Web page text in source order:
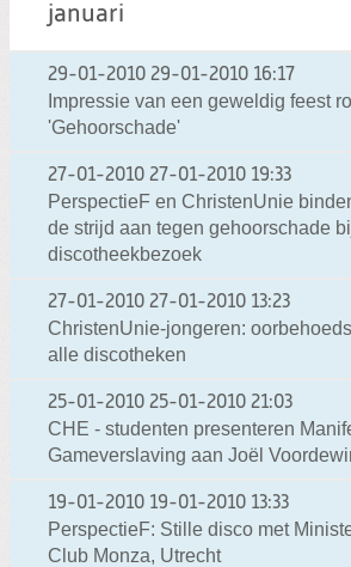
januari
29-01-2010 29-01-2010 16:17
Impressie van een geweldig feest
'Gehoorschade'
27-01-2010 27-01-2010 19:33
PerspectieF en ChristenUnie
de strijd aan tegen gehoorschade
discotheekbezoek
27-01-2010 27-01-2010 13:23
ChristenUnie-jongeren:
alle discotheken
25-01-2010 25-01-2010 21:03
CHE - studenten presenteren
Gameverslaving aan Joël
19-01-2010 19-01-2010 13:33
PerspectieF: Stille disco met
Club Monza, Utrecht